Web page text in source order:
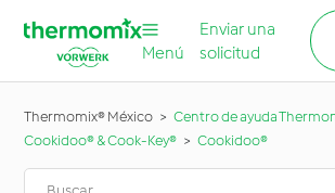
Menú
Enviar una
solicitud
Thermomix® México
Centro de ayuda
Cookidoo® & Cook-Key®
Cookidoo®